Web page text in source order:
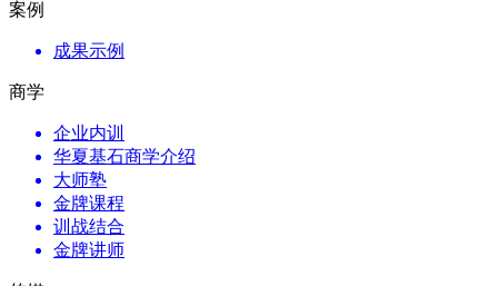
案例
成果示例
商学
企业内训
华夏基石商学介绍
大师塾
金牌课程
训战结合
金牌讲师